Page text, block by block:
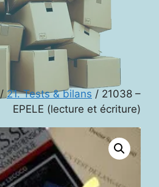
/21. Tests & bilans / 21038 –
EPELE (lecture et écriture)